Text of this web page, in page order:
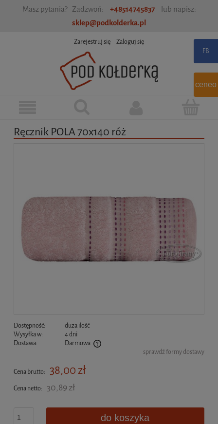
Masz pytania? Zadzwoń: +48514745837
lub napisz:
sklep@podkolderka.pl
Zarejestruj się Zaloguj się
Ręcznik POLA 70x140 róż
Dostępność:
duża ilość
Wysyłka w:
4 dni
Dostawa:
Darmowa
Cena nie zawiera ewentualnych kosztów płatnościsprawdź formy dostawy
Cena brutto: 38,00 zł
Cena netto: 30,89 zł
do koszyka
ceneo